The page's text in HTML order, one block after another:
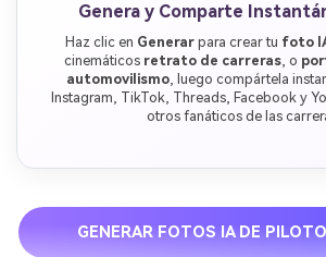
Genera y Comparte
Haz clic en Generar para crear tu foto
cinemáticos retrato de carreras, o
automovilismo, luego compártela
Instagram, TikTok, Threads, Facebook y
otros fanáticos de las
GENERAR FOTOS IA DE